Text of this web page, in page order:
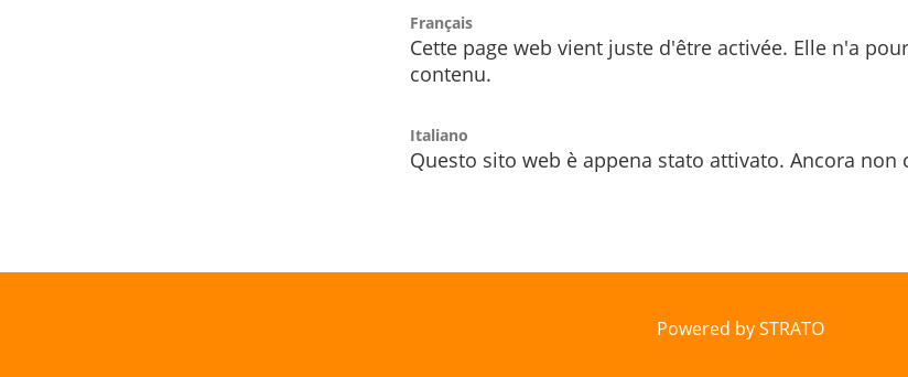
Français
Cette page web vient juste d'être activée. Elle n'a
contenu.
Italiano
Questo sito web è appena stato attivato. Ancora non
Powered by STRATO